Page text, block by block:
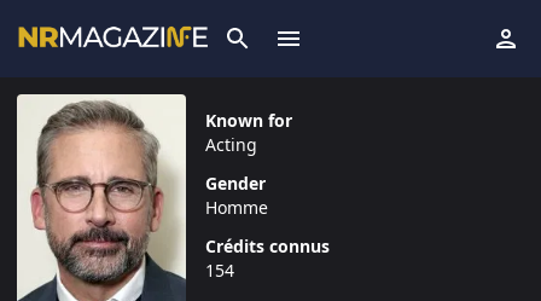
Known for
Acting
Gender
Homme
Crédits connus
154